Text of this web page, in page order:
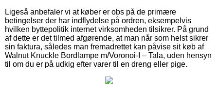
Ligeså anbefaler vi at køber er obs på de primære
betingelser der har indflydelse på ordren, eksempelvis
hvilken byttepolitik internet virksomheden tilsikrer. På grund
af dette er det tilmed afgørende, at man når som helst sikrer
sin faktura, således man fremadrettet kan påvise sit køb af
Walnut Knuckle Bordlampe m/Voronoi-I – Tala, uden hensyn
til om du er på udkig efter varer til en dreng eller pige.